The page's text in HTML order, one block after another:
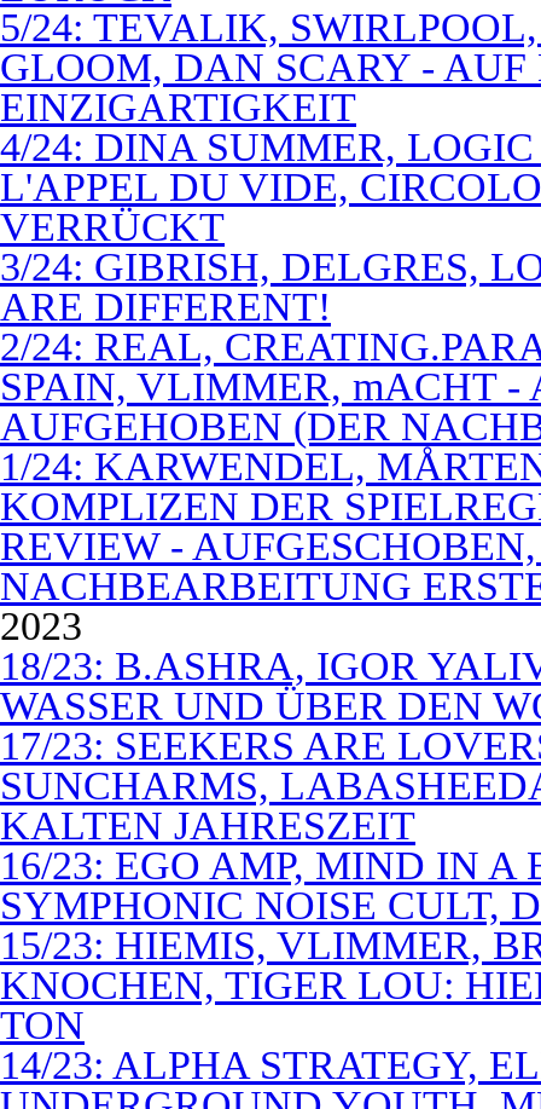
5/24: TEVALIK,
GLOOM, DAN SCARY -
EINZIGARTIGKEIT
4/24: DINA SUMMER,
L'APPEL DU VIDE,
VERRÜCKT
3/24: GIBRISH, DELGRES,
ARE DIFFERENT!
2/24: REAL,
SPAIN, VLIMMER, mACHT -
AUFGEHOBEN (DER
1/24: KARWENDEL,
KOMPLIZEN DER
REVIEW -
NACHBEARBEITUNG
2023
18/23: B.ASHRA, IGOR
WASSER UND ÜBER DEN
17/23: SEEKERS ARE
SUNCHARMS,
KALTEN JAHRESZEIT
16/23: EGO AMP, MIND IN
SYMPHONIC NOISE CULT,
15/23: HIEMIS, VLIMMER,
KNOCHEN, TIGER LOU:
TON
14/23: ALPHA STRATEGY,